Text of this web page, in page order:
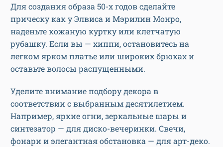
Для создания образа 50-х годов сделайте
прическу как у Элвиса и Мэрилин Монро,
наденьте кожаную куртку или клетчатую
рубашку. Если вы — хиппи, остановитесь на
легком ярком платье или широких брюках и
оставьте волосы распущенными.
Уделите внимание подбору декора в
соответствии с выбранным десятилетием.
Например, яркие огни, зеркальные шары и
синтезатор — для диско-вечеринки. Свечи,
фонари и элегантная обстановка — для арт-деко.